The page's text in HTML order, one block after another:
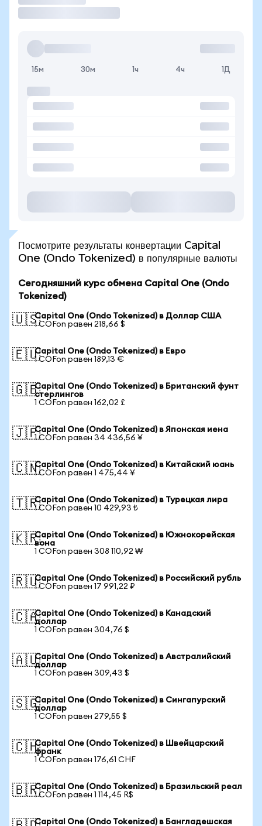
15м 30м 1ч 4ч 1Д
Посмотрите результаты конвертации Capital
One (Ondo Tokenized) в популярные валюты
Сегодняшний курс обмена Capital One (Ondo
Tokenized)
🇺🇸Capital One (Ondo Tokenized) в Доллар США
1 COFon равен 218,66 $
🇪🇺Capital One (Ondo Tokenized) в Евро
1 COFon равен 189,13 €
🇬🇧Capital One (Ondo Tokenized) в Британский фунт
стерлингов
1 COFon равен 162,02 £
🇯🇵Capital One (Ondo Tokenized) в Японская иена
1 COFon равен 34 436,56 ¥
🇨🇳Capital One (Ondo Tokenized) в Китайский юань
1 COFon равен 1 475,44 ¥
🇹🇷Capital One (Ondo Tokenized) в Турецкая лира
1 COFon равен 10 429,93 ₺
🇰🇷Capital One (Ondo Tokenized) в Южнокорейская
вона
1 COFon равен 308 110,92 ₩
🇷🇺Capital One (Ondo Tokenized) в Российский рубль
1 COFon равен 17 991,22 ₽
🇨🇦Capital One (Ondo Tokenized) в Канадский
доллар
1 COFon равен 304,76 $
🇦🇺Capital One (Ondo Tokenized) в Австралийский
доллар
1 COFon равен 309,43 $
🇸🇬Capital One (Ondo Tokenized) в Сингапурский
доллар
1 COFon равен 279,55 $
🇨🇭Capital One (Ondo Tokenized) в Швейцарский
франк
1 COFon равен 176,61 CHF
🇧🇷Capital One (Ondo Tokenized) в Бразильский реал
1 COFon равен 1 114,45 R$
Capital One (Ondo Tokenized) в Бангладешская